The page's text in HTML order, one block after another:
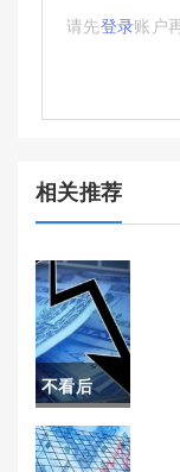
请先登录账户
相关推荐
不看后
悔！同花